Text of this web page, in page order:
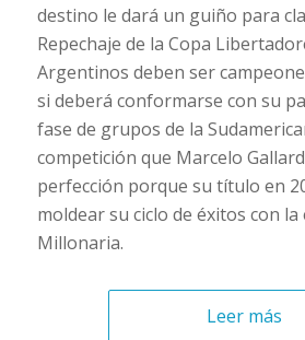
destino le dará un guiño para
Repechaje de la Copa
Argentinos deben ser
si deberá conformarse con su
fase de grupos de la
competición que Marcelo
perfección porque su título en
moldear su ciclo de éxitos con la
Millonaria.
Leer más